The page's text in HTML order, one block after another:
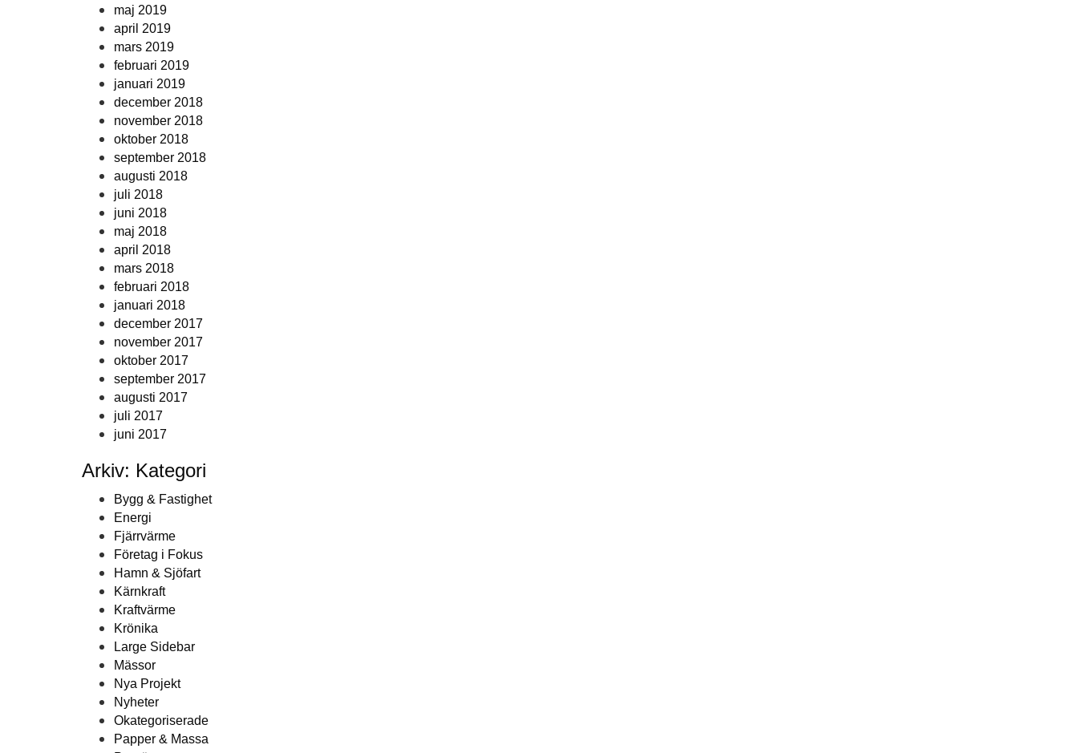
maj 2019
april 2019
mars 2019
februari 2019
januari 2019
december 2018
november 2018
oktober 2018
september 2018
augusti 2018
juli 2018
juni 2018
maj 2018
april 2018
mars 2018
februari 2018
januari 2018
december 2017
november 2017
oktober 2017
september 2017
augusti 2017
juli 2017
juni 2017
Arkiv: Kategori
Bygg & Fastighet
Energi
Fjärrvärme
Företag i Fokus
Hamn & Sjöfart
Kärnkraft
Kraftvärme
Krönika
Large Sidebar
Mässor
Nya Projekt
Nyheter
Okategoriserade
Papper & Massa